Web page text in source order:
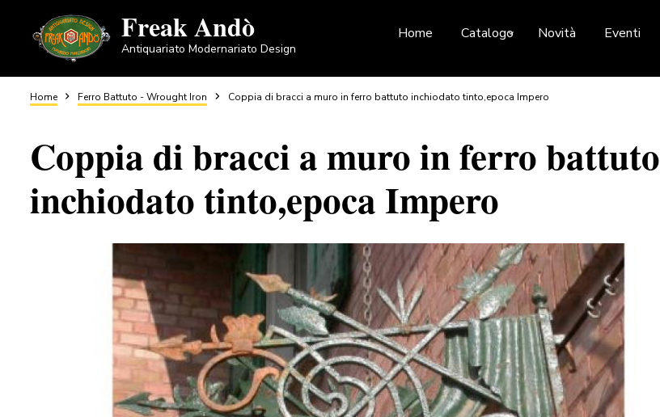
contenuto
principale
Freak Andò
Antiquariato Modernariato Design
Home Catalogo Novità Eventi
Briciole
di
pane
Home Ferro Battuto - Wrought Iron Coppia di bracci a muro in ferro battuto inchiodato tinto,epoca Impero
Coppia di bracci a muro in ferro battuto
inchiodato tinto,epoca Impero